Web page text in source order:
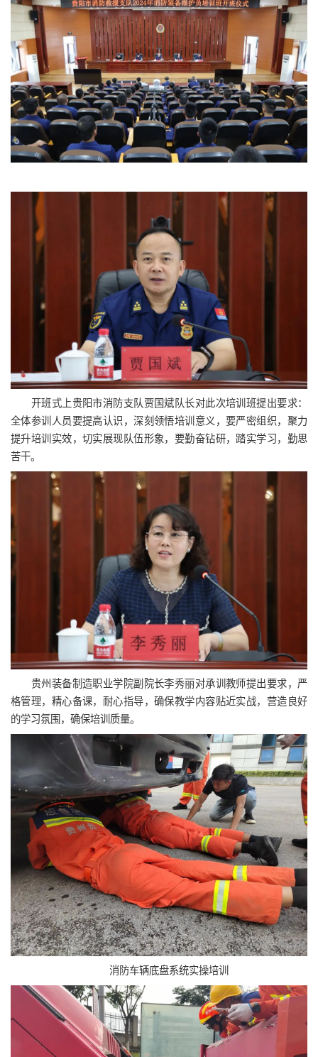
开班式上贵阳市消防支队贾国斌队长对此次培训班提出要求：
全体参训人员要提高认识，深刻领悟培训意义，要严密组织，聚力
提升培训实效，切实展现队伍形象，要勤奋钻研，踏实学习，勤思
苦干。
贵州装备制造职业学院副院长李秀丽对承训教师提出要求，严
格管理，精心备课，耐心指导，确保教学内容贴近实战，营造良好
的学习氛围，确保培训质量。
消防车辆底盘系统实操培训